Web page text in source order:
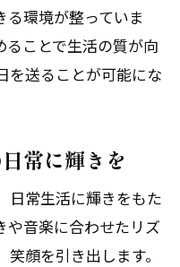
環境が整っていま
ることで生活の質が向
を送ることが可能にな
常に輝きを
日常生活に輝きをもた
や音楽に合わせたリズ
顔を引き出します。